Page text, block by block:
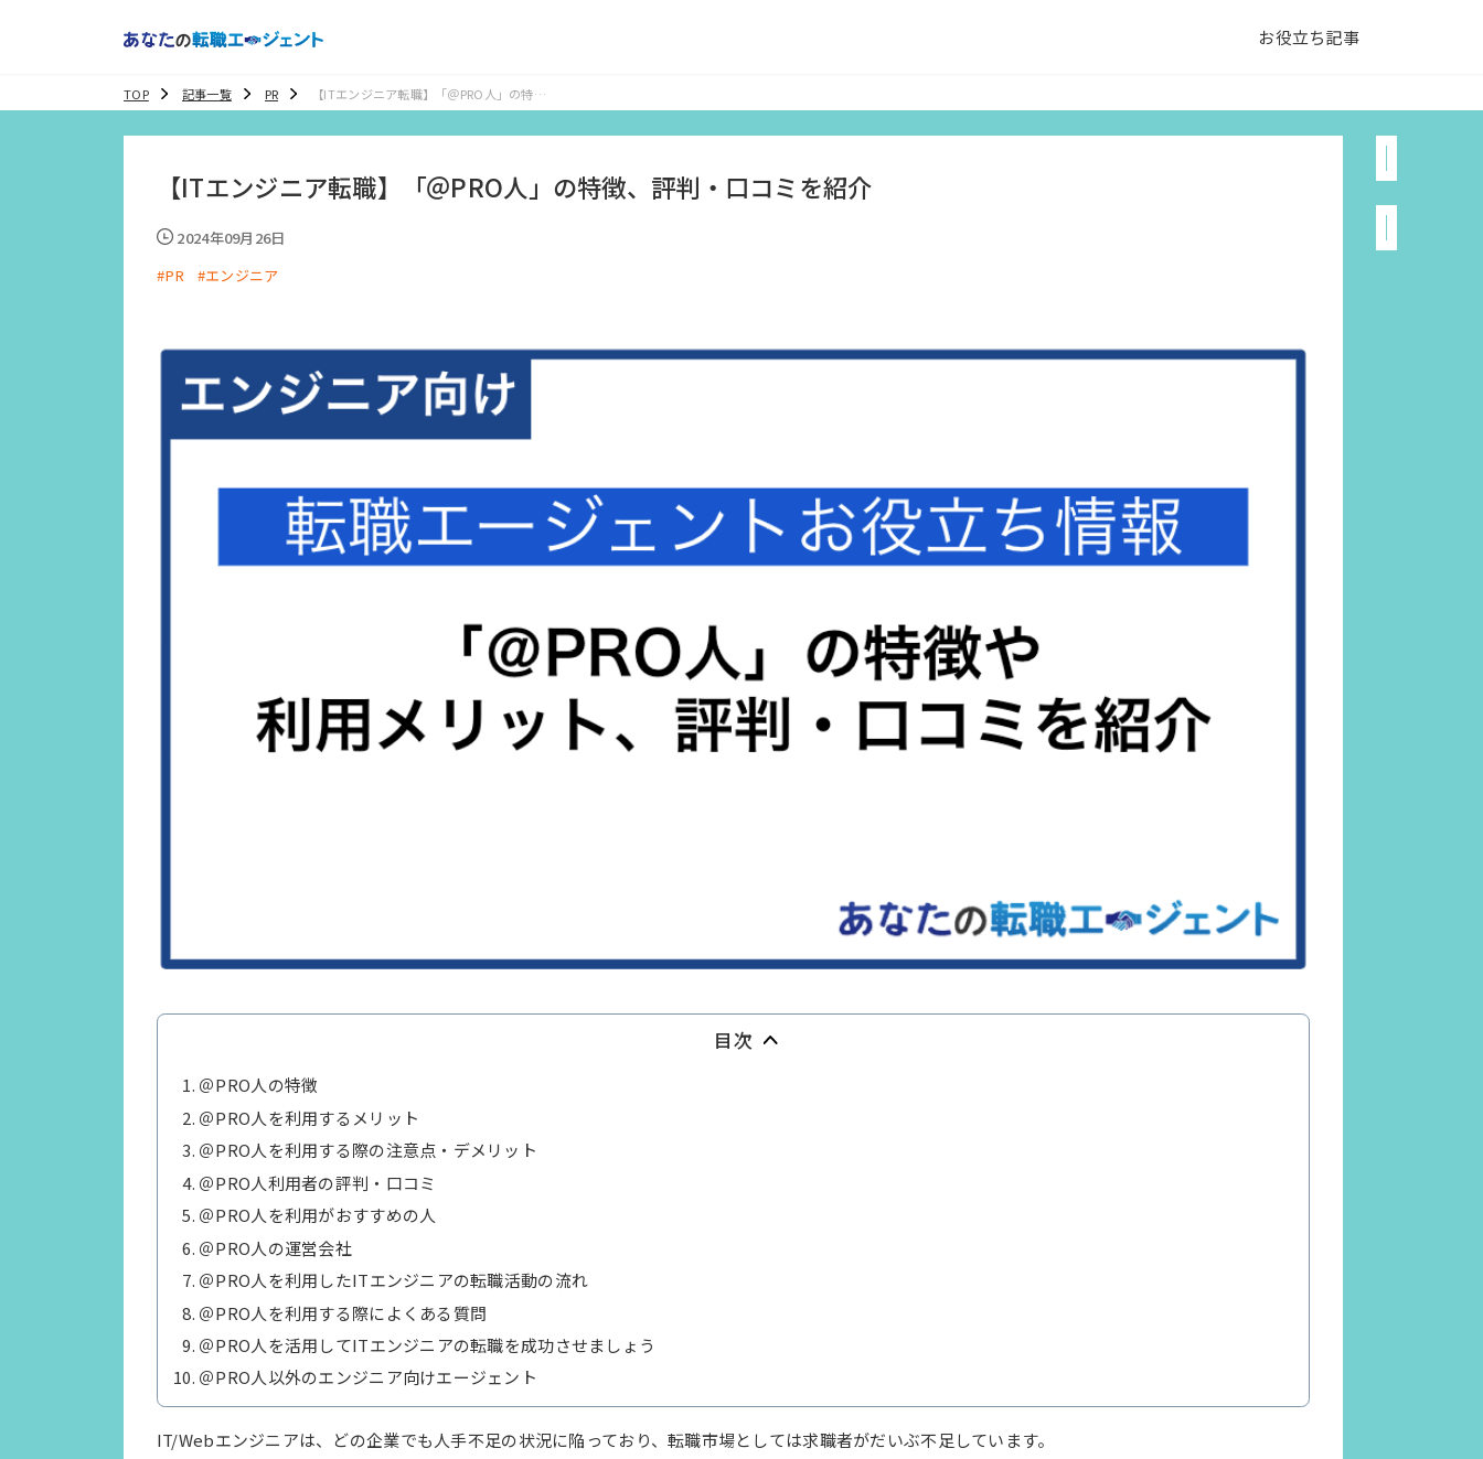
お役立ち記事
TOP 記事一覧 PR
【ITエンジニア転職】「＠PRO人」の特
徴、評判・口コミを紹介
【ITエンジニア転職】「＠PRO人」の特徴、評判・口コミを紹介
2024年09月26日
#PR
#エンジニア
目次
＠PRO人の特徴
＠PRO人を利用するメリット
＠PRO人を利用する際の注意点・デメリット
＠PRO人利用者の評判・口コミ
＠PRO人を利用がおすすめの人
＠PRO人の運営会社
＠PRO人を利用したITエンジニアの転職活動の流れ
＠PRO人を利用する際によくある質問
＠PRO人を活用してITエンジニアの転職を成功させましょう
＠PRO人以外のエンジニア向けエージェント
IT/Webエンジニアは、どの企業でも人手不足の状況に陥っており、転職市場としては求職者がだいぶ不足しています。